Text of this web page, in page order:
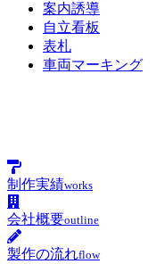
案内誘導
自立看板
表札
車両マーキング
制作実績works
会社概要outline
製作の流れflow